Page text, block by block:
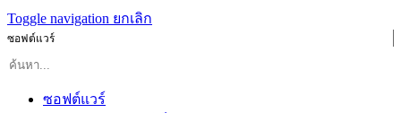
Toggle navigation ยกเลิก
ซอฟต์แวร์
ซอฟต์แวร์